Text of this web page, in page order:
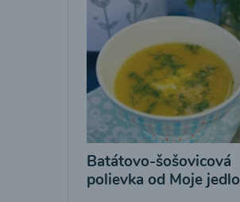
Batátovo-šošovicová
polievka od Moje jedlo